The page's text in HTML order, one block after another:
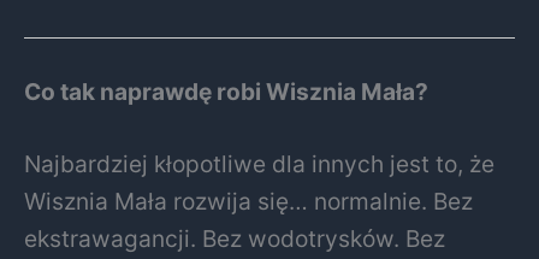
Co tak naprawdę robi Wisznia Mała?
Najbardziej kłopotliwe dla innych jest to, że
Wisznia Mała rozwija się… normalnie. Bez
ekstrawagancji. Bez wodotrysków. Bez